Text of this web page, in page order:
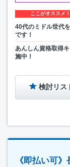
ここがオススメ！
40代のミドル世代
です！
あんしん資格取得
施中！
検討リス
《即払い可